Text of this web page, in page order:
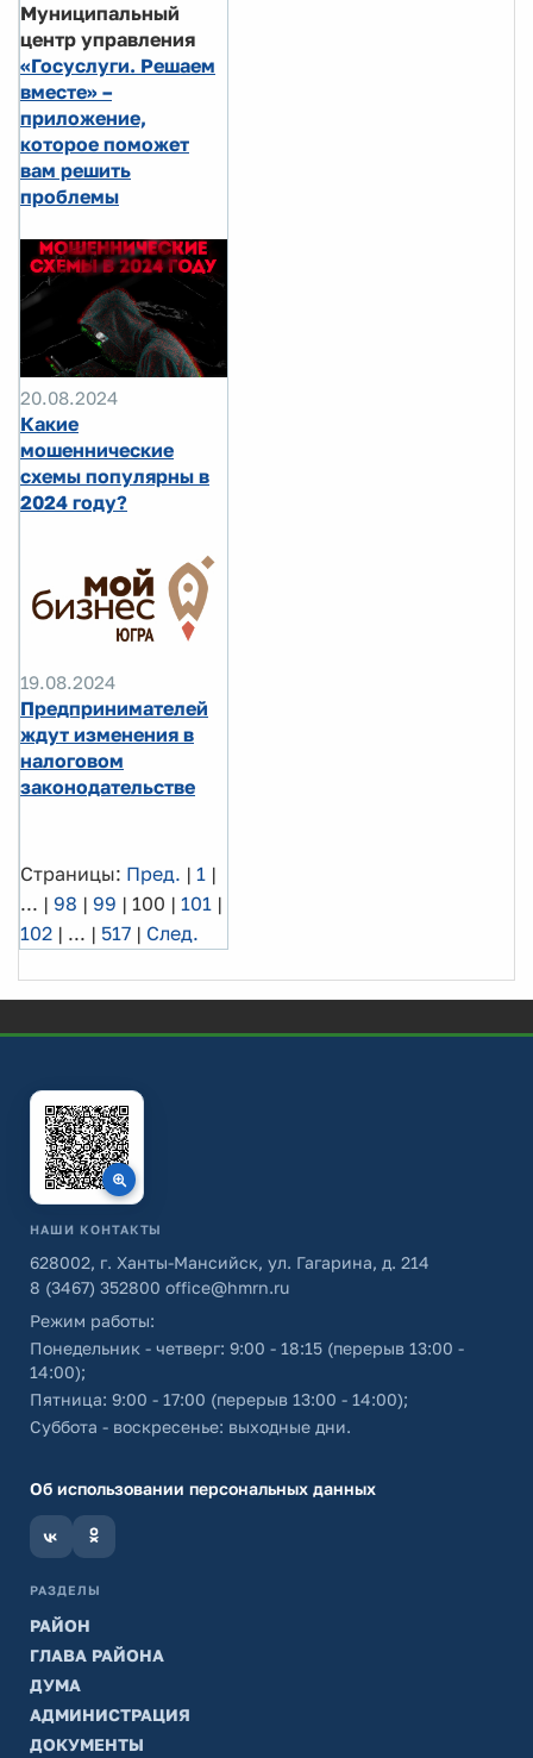
Муниципальный
центр управления
«Госуслуги. Решаем
вместе» –
приложение,
которое поможет
вам решить
проблемы
20.08.2024
Какие
мошеннические
схемы популярны в
2024 году?
19.08.2024
Предпринимателей
ждут изменения в
налоговом
законодательстве
Страницы: Пред. | 1 |
... | 98 | 99 | 100 | 101 |
102 | ... | 517 | След.
НАШИ КОНТАКТЫ
628002, г. Ханты-Мансийск, ул. Гагарина, д. 214
8 (3467) 352800 office@hmrn.ru
Режим работы:
Понедельник - четверг: 9:00 - 18:15 (перерыв 13:00 -
14:00);
Пятница: 9:00 - 17:00 (перерыв 13:00 - 14:00);
Суббота - воскресенье: выходные дни.
Об использовании персональных данных
РАЗДЕЛЫ
РАЙОН
ГЛАВА РАЙОНА
ДУМА
АДМИНИСТРАЦИЯ
ДОКУМЕНТЫ